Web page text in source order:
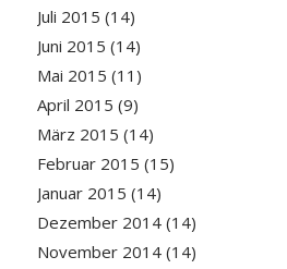
Juli 2015 (14)
Juni 2015 (14)
Mai 2015 (11)
April 2015 (9)
März 2015 (14)
Februar 2015 (15)
Januar 2015 (14)
Dezember 2014(14)
November 2014(14)